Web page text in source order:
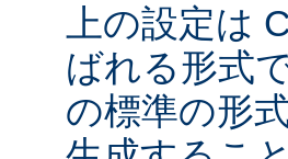
上の設定は
ばれる形式
の標準の形